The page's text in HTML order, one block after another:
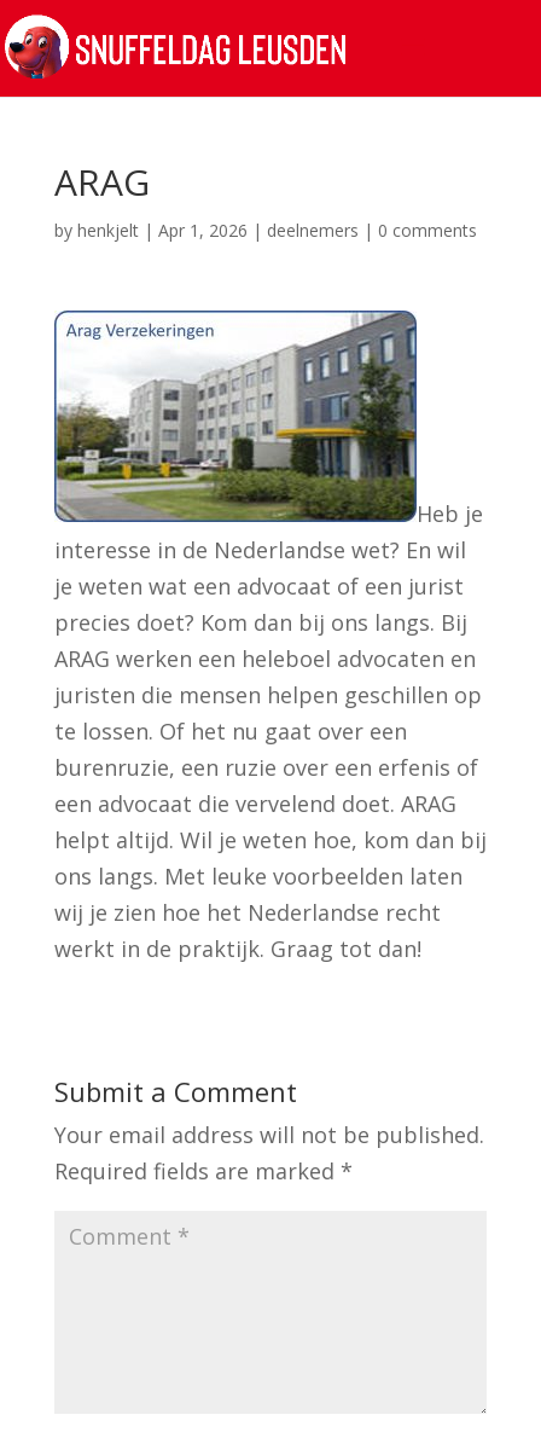
ARAG
by henkjelt| Apr 1, 2026 | deelnemers | 0 comments
Heb je
interesse in de Nederlandse wet? En wil
je weten wat een advocaat of een jurist
precies doet? Kom dan bij ons langs. Bij
ARAG werken een heleboel advocaten en
juristen die mensen helpen geschillen op
te lossen. Of het nu gaat over een
burenruzie, een ruzie over een erfenis of
een advocaat die vervelend doet. ARAG
helpt altijd. Wil je weten hoe, kom dan bij
ons langs. Met leuke voorbeelden laten
wij je zien hoe het Nederlandse recht
werkt in de praktijk. Graag tot dan!
Submit a Comment
Your email address will not be published.
Required fields are marked *